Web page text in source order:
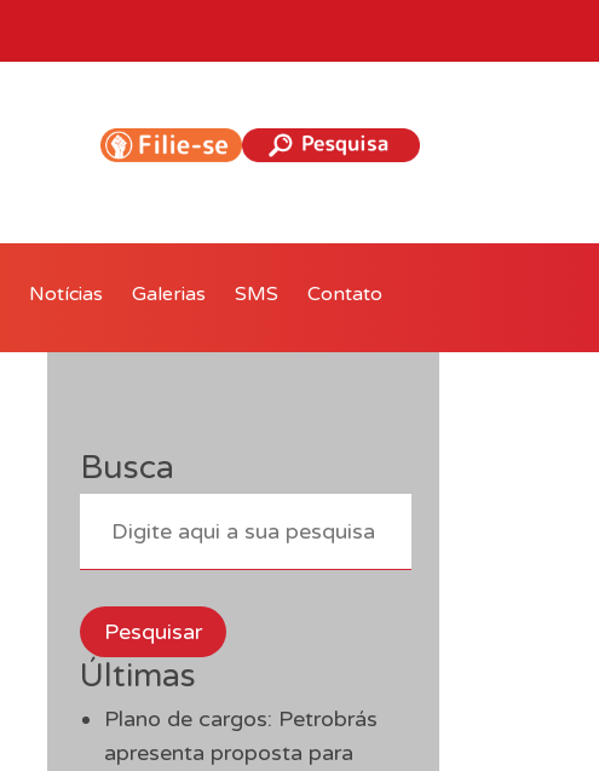
Notícias Galerias SMS Contato
Busca
Pesquisar
Últimas
Plano de cargos: Petrobrás
apresenta proposta para